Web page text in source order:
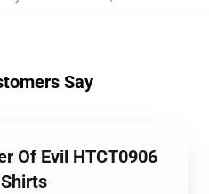
Say
Of Evil HTCT0906